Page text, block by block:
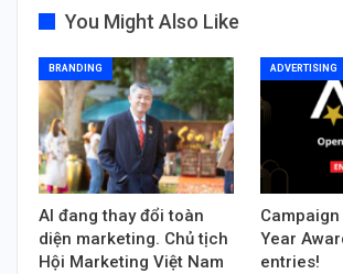
You Might Also Like
BRANDING
AI đang thay đổi toàn
diện marketing. Chủ tịch
Hội Marketing Việt Nam
ADVERTISING
Year
entries!